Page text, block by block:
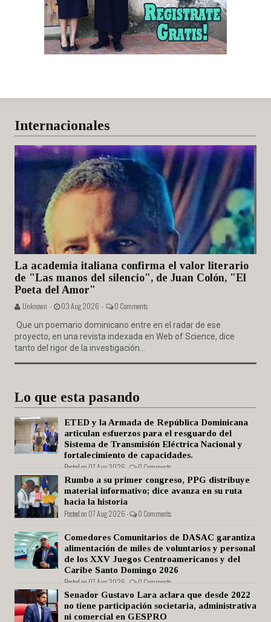
Internacionales
La academia italiana confirma el valor literario
de "Las manos del silencio", de Juan Colón, "El
Poeta del Amor"
Unknown - 03 Aug 2026 - 0 Comments
Que un poemario dominicano entre en el radar de ese
proyecto, en una revista indexada en Web of Science, dice
tanto del rigor de la investigación...
Lo que esta pasando
ETED y la Armada de República Dominicana
articulan esfuerzos para el resguardo del
Sistema de Transmisión Eléctrica Nacional y
fortalecimiento de capacidades.
Posted on 07 Aug 2026 - 0 Comments
Rumbo a su primer congreso, PPG distribuye
material informativo; dice avanza en su ruta
hacia la historia
Posted on 07 Aug 2026 - 0 Comments
Comedores Comunitarios de DASAC garantiza
alimentación de miles de voluntarios y personal
de los XXV Juegos Centroamericanos y del
Caribe Santo Domingo 2026
Posted on 07 Aug 2026 - 0 Comments
Senador Gustavo Lara aclara que desde 2022
no tiene participación societaria, administrativa
ni comercial en GESPRO